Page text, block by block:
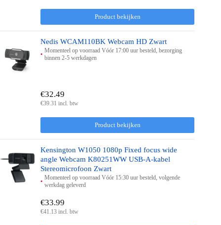
Product bekijken
Nedis WCAM110BK Webcam HD Zwart
Momenteel op voorraad Vóór 17:00 uur besteld, bezorging
binnen 2-5 werkdagen
Product bekijken
€32.49
€39.31 incl. btw
Kensington W1050 1080p Fixed focus wide
angle Webcam K80251WW USB-A-kabel
Stereomicrofoon Zwart
Momenteel op voorraad Vóór 15:30 uur besteld, volgende
werkdag geleverd
€33.99
€41.13 incl. btw